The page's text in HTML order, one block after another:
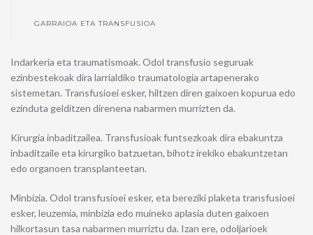
GARRAIOA ETA TRANSFUSIOA
Indarkeria eta traumatismoak. Odol transfusio seguruak
ezinbestekoak dira larrialdiko traumatologia artapenerako
sistemetan. Transfusioei esker, hiltzen diren gaixoen kopurua edo
ezinduta gelditzen direnena nabarmen murrizten da.
Kirurgia inbaditzailea. Transfusioak funtsezkoak dira ebakuntza
inbaditzaile eta kirurgiko batzuetan, bihotz irekiko ebakuntzetan
edo organoen transplanteetan.
Minbizia. Odol transfusioei esker, eta bereziki plaketa transfusioei
esker, leuzemia, minbizia edo muineko aplasia duten gaixoen
hilkortasun tasa nabarmen murriztu da. Izan ere, odoljarioek